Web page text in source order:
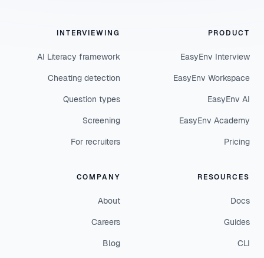
PRODUCT
EasyEnv Interview
EasyEnv Workspace
EasyEnv AI
EasyEnv Academy
Pricing
INTERVIEWING
AI Literacy framework
Cheating detection
Question types
Screening
For recruiters
RESOURCES
Docs
Guides
CLI
COMPANY
About
Careers
Blog